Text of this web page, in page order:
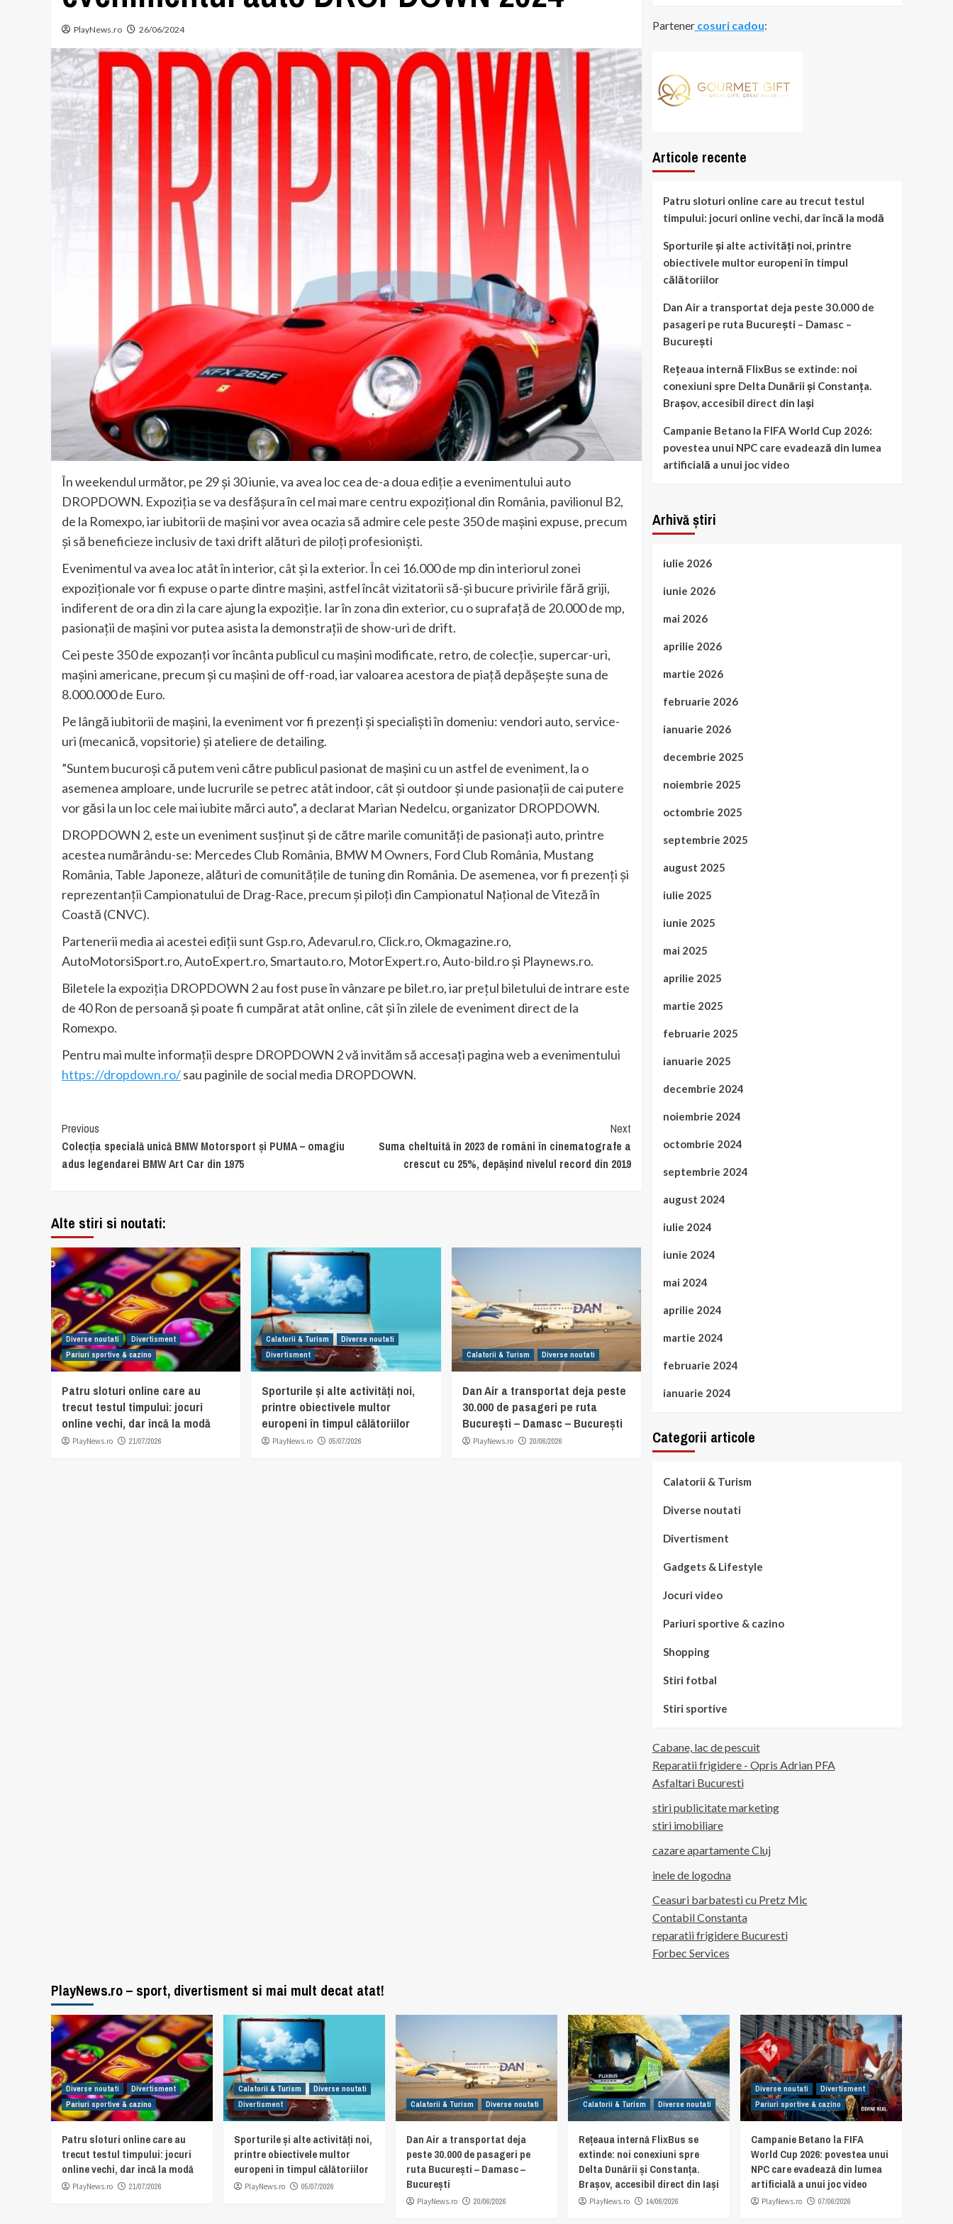
PlayNews.ro 26/06/2024
În weekendul următor, pe 29 și 30 iunie, va avea loc cea de-a doua ediție a evenimentului auto
DROPDOWN. Expoziția se va desfășura în cel mai mare centru expozițional din România, pavilionul B2,
de la Romexpo, iar iubitorii de mașini vor avea ocazia să admire cele peste 350 de mașini expuse, precum
și să beneficieze inclusiv de taxi drift alături de piloți profesioniști.
Evenimentul va avea loc atât în interior, cât și la exterior. În cei 16.000 de mp din interiorul zonei
expoziționale vor fi expuse o parte dintre mașini, astfel încât vizitatorii să-și bucure privirile fără griji,
indiferent de ora din zi la care ajung la expoziție. Iar în zona din exterior, cu o suprafață de 20.000 de mp,
pasionații de mașini vor putea asista la demonstrații de show-uri de drift.
Cei peste 350 de expozanți vor încânta publicul cu mașini modificate, retro, de colecție, supercar-uri,
mașini americane, precum și cu mașini de off-road, iar valoarea acestora de piață depășește suna de
8.000.000 de Euro.
Pe lângă iubitorii de mașini, la eveniment vor fi prezenți și specialiști în domeniu: vendori auto, service-
uri (mecanică, vopsitorie) și ateliere de detailing.
”Suntem bucuroși că putem veni către publicul pasionat de mașini cu un astfel de eveniment, la o
asemenea amploare, unde lucrurile se petrec atât indoor, cât și outdoor și unde pasionații de cai putere
vor găsi la un loc cele mai iubite mărci auto”, a declarat Marian Nedelcu, organizator DROPDOWN.
DROPDOWN 2, este un eveniment susținut și de către marile comunități de pasionați auto, printre
acestea numărându-se: Mercedes Club România, BMW M Owners, Ford Club România, Mustang
România, Table Japoneze, alături de comunitățile de tuning din România. De asemenea, vor fi prezenți și
reprezentanții Campionatului de Drag-Race, precum și piloți din Campionatul Național de Viteză în
Coastă (CNVC).
Partenerii media ai acestei ediții sunt Gsp.ro, Adevarul.ro, Click.ro, Okmagazine.ro,
AutoMotorsiSport.ro, AutoExpert.ro, Smartauto.ro, MotorExpert.ro, Auto-bild.ro și Playnews.ro.
Biletele la expoziția DROPDOWN 2 au fost puse în vânzare pe bilet.ro, iar prețul biletului de intrare este
de 40 Ron de persoană și poate fi cumpărat atât online, cât și în zilele de eveniment direct de la
Romexpo.
Pentru mai multe informații despre DROPDOWN 2 vă invităm să accesați pagina web a evenimentului
https://dropdown.ro/sau paginile de social media DROPDOWN.
Continue
Reading
Previous
Colecţia specială unică BMW Motorsport şi PUMA – omagiu
adus legendarei BMW Art Car din 1975
Next
Suma cheltuită în 2023 de români în cinematografe a
crescut cu 25%, depășind nivelul record din 2019
Alte stiri si noutati:
Diverse noutati
Divertisment
Pariuri sportive & cazino
Patru sloturi online care au
trecut testul timpului: jocuri
online vechi, dar încă la modă
PlayNews.ro 21/07/2026
Calatorii & Turism
Diverse noutati
Divertisment
Sporturile și alte activități noi,
printre obiectivele multor
europeni în timpul călătoriilor
PlayNews.ro 05/07/2026
Calatorii & Turism Diverse noutati
Dan Air a transportat deja peste
30.000 de pasageri pe ruta
București – Damasc – București
PlayNews.ro 20/06/2026
Partenercosuri cadou:
Articole recente
Patru sloturi online care au trecut testul
timpului: jocuri online vechi, dar încă la modă
Sporturile și alte activități noi, printre
obiectivele multor europeni în timpul
călătoriilor
Dan Air a transportat deja peste 30.000 de
pasageri pe ruta București – Damasc –
București
Rețeaua internă FlixBus se extinde: noi
conexiuni spre Delta Dunării și Constanța.
Brașov, accesibil direct din Iași
Campanie Betano la FIFA World Cup 2026:
povestea unui NPC care evadează din lumea
artificială a unui joc video
Arhivă știri
iulie 2026
iunie 2026
mai 2026
aprilie 2026
martie 2026
februarie 2026
ianuarie 2026
decembrie 2025
noiembrie 2025
octombrie 2025
septembrie 2025
august 2025
iulie 2025
iunie 2025
mai 2025
aprilie 2025
martie 2025
februarie 2025
ianuarie 2025
decembrie 2024
noiembrie 2024
octombrie 2024
septembrie 2024
august 2024
iulie 2024
iunie 2024
mai 2024
aprilie 2024
martie 2024
februarie 2024
ianuarie 2024
Categorii articole
Calatorii & Turism
Diverse noutati
Divertisment
Gadgets & Lifestyle
Jocuri video
Pariuri sportive & cazino
Shopping
Stiri fotbal
Stiri sportive
Cabane, lac de pescuit
Reparatii frigidere - Opris Adrian PFA
Asfaltari Bucuresti
stiri publicitate marketing
stiri imobiliare
cazare apartamente Cluj
inele de logodna
Ceasuri barbatesti cu Pretz Mic
Contabil Constanta
reparatii frigidere Bucuresti
Forbec Services
PlayNews.ro – sport, divertisment si mai mult decat atat!
Diverse noutati
Divertisment
Pariuri sportive & cazino
Patru sloturi online care au
trecut testul timpului: jocuri
online vechi, dar încă la modă
PlayNews.ro 21/07/2026
Calatorii & Turism
Diverse noutati
Divertisment
Sporturile și alte activități noi,
printre obiectivele multor
europeni în timpul călătoriilor
PlayNews.ro 05/07/2026
Calatorii & Turism Diverse noutati
Dan Air a transportat deja
peste 30.000 de pasageri pe
ruta București – Damasc –
București
PlayNews.ro 20/06/2026
Calatorii & Turism Diverse noutati
Rețeaua internă FlixBus se
extinde: noi conexiuni spre
Delta Dunării și Constanța.
Brașov, accesibil direct din Iași
PlayNews.ro 14/06/2026
Diverse noutati
Divertisment
Pariuri sportive & cazino
Campanie Betano la FIFA
World Cup 2026: povestea unui
NPC care evadează din lumea
artificială a unui joc video
PlayNews.ro 07/06/2026